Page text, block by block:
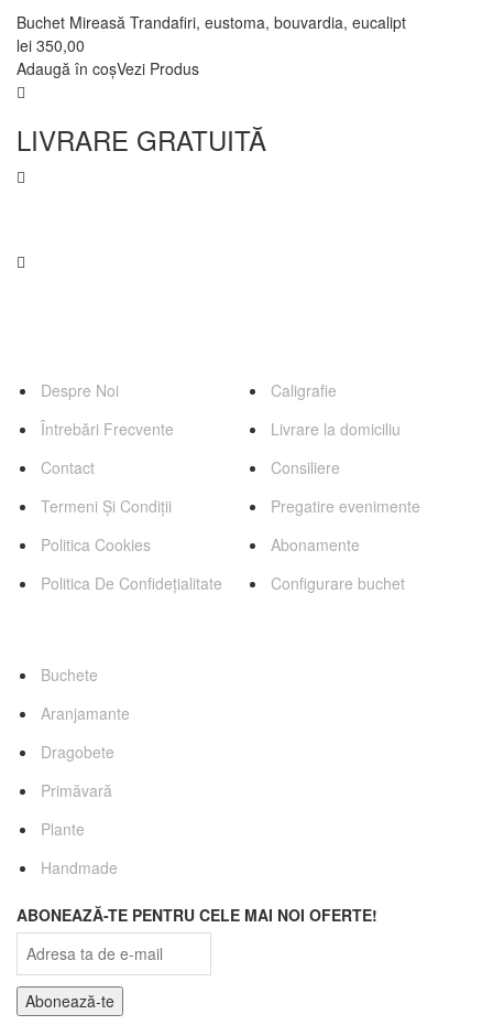
Buchet Mireasă Trandafiri, eustoma, bouvardia, eucalipt
lei 350,00
Adaugă în coșVezi Produs
LIVRARE GRATUITĂ
Despre Noi
Întrebări Frecvente
Contact
Termeni Și Condiții
Politica Cookies
Politica De Confidețialitate
Caligrafie
Livrare la domiciliu
Consiliere
Pregatire evenimente
Abonamente
Configurare buchet
Buchete
Aranjamante
Dragobete
Primăvară
Plante
Handmade
ABONEAZĂ-TE PENTRU CELE MAI NOI OFERTE!